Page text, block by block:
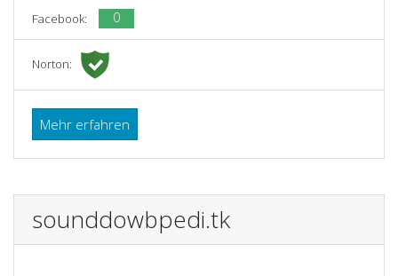
Facebook: 0
Norton:
Mehr erfahren
sounddowbpedi.tk